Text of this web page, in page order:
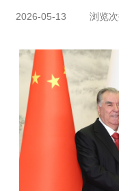
2026-05-13 浏览次